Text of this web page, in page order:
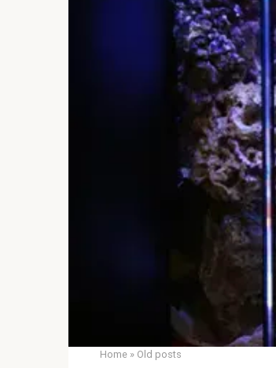
Home » Old posts